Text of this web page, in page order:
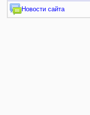
Новости сайта